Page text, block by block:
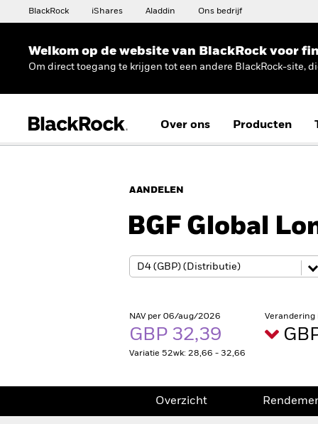
BlackRock iShares Aladdin Ons bedrijf
Welkom op de website van BlackRock voor
Om direct toegang te krijgen tot een andere BlackRock-site,
Over ons Producten
AANDELEN
BGF Global
NAV per 06/aug/2026
GBP 32,39
Variatie 52wk: 28,66 - 32,66
Verandering
Overzicht